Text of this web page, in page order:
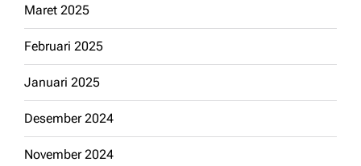
Maret 2025
Februari 2025
Januari 2025
Desember 2024
November 2024